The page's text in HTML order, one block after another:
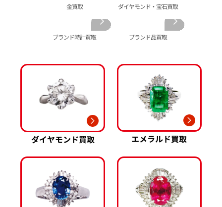
大判･小判 買取
ホワイトゴールド 買取
金コンビ 買取
プラチナ 買取
プラチナインゴット 買取
Pt950 買取
Pt850 買取
Pt&Pm 買取
銀･シルバー 買取
パラジウム 買取
パール 買取
ヴァンクリーフ&
グッチ 買取
買取可能な商品をもっと見る
シャネル 買取
タグ・ホイヤー 買取
買取
ブライトリング
買取
ヴァシュロン・コンスタンタン 買取
ゾーネ 買取
パネライ 買取
ブルガリ 買取
フランク ミュラー 買取
IWC 買取
買取可能な商品をもっと見る
金買取 ダイヤモンド・宝石買取
ブランド時計買取 ブランド品買取
ダイヤモンド買取 エメラルド買取